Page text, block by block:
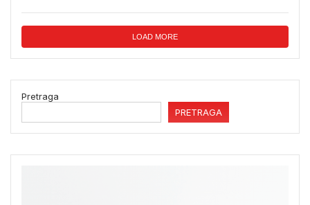
LOAD MORE
Pretraga
PRETRAGA